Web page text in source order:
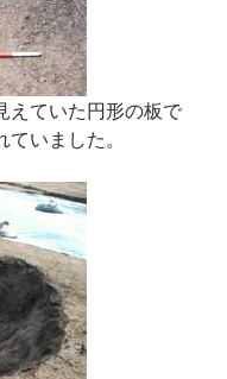
えていた円形の板で
いました。